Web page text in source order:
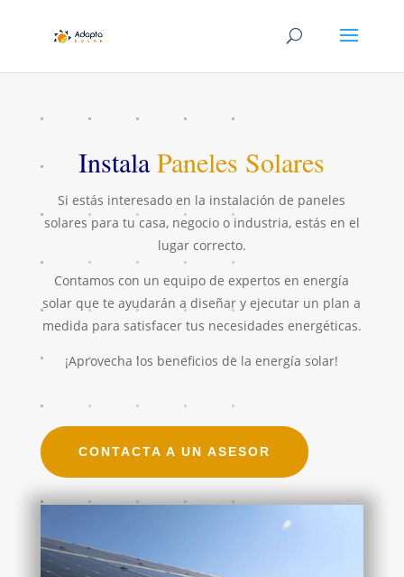
InstalaPaneles Solares
Si estás interesado en la instalación de paneles
solares para tu casa, negocio o industria, estás en el
lugar correcto.
Contamos con un equipo de expertos en energía
solar que te ayudarán a diseñar y ejecutar un plan a
medida para satisfacer tus necesidades energéticas.
¡Aprovecha los beneficios de la energía solar!
CONTACTA A UN ASESOR